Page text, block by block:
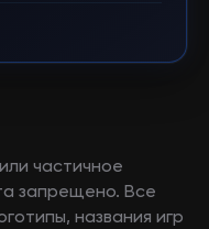
частичное
запрещено. Все
названия игр